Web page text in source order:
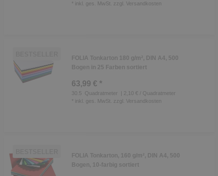
* inkl. ges. MwSt. zzgl. Versandkosten
FOLIA Tonkarton 180 g/m², DIN A4, 500
Bogen in 25 Farben sortiert
63,99 € *
30.5 Quadratmeter
| 2,10 € / Quadratmeter
* inkl. ges. MwSt. zzgl. Versandkosten
FOLIA Tonkarton, 160 g/m², DIN A4, 500
Bogen, 10-farbig sortiert